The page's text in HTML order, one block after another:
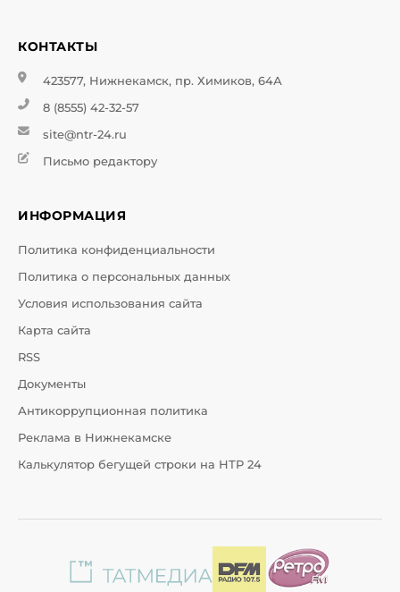
КОНТАКТЫ
423577, Нижнекамск, пр. Химиков, 64А
8 (8555) 42-32-57
site@ntr-24.ru
Письмо редактору
ИНФОРМАЦИЯ
Политика конфиденциальности
Политика о персональных данных
Условия использования сайта
Карта сайта
RSS
Документы
Антикоррупционная политика
Реклама в Нижнекамске
Калькулятор бегущей строки на НТР 24